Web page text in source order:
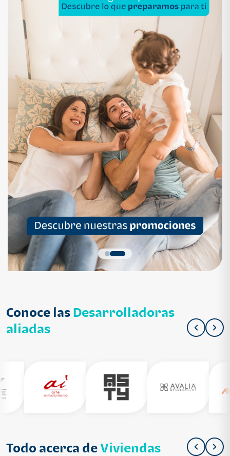
Conoce las Desarrolladoras
aliadas
Todo acerca deViviendas